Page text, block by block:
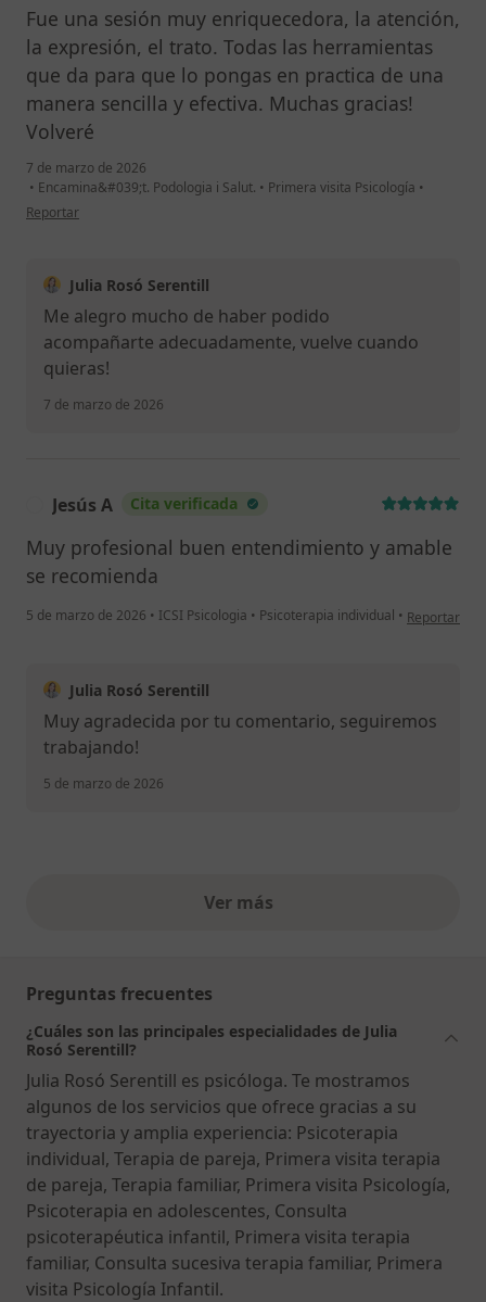
Fue una sesión muy enriquecedora, la atención,
la expresión, el trato. Todas las herramientas
que da para que lo pongas en practica de una
manera sencilla y efectiva. Muchas gracias!
Volveré
7 de marzo de 2026
• Encamina&#039;t. Podologia i Salut. • Primera visita Psicología •
en opinión del usuario P.B
Reportar
Julia Rosó Serentill
Me alegro mucho de haber podido
acompañarte adecuadamente, vuelve cuando
quieras!
7 de marzo de 2026
Jesús A Cita verificada
Muy profesional buen entendimiento y amable
se recomienda
5 de marzo de 2026 • ICSI Psicologia • Psicoterapia individual • en opinión
Reportar
Julia Rosó Serentill
Muy agradecida por tu comentario, seguiremos
trabajando!
5 de marzo de 2026
Ver másopiniones anteriores
Preguntas frecuentes
¿Cuáles son las principales especialidades de Julia
Rosó Serentill?
Julia Rosó Serentill es psicóloga. Te mostramos
algunos de los servicios que ofrece gracias a su
trayectoria y amplia experiencia: Psicoterapia
individual, Terapia de pareja, Primera visita terapia
de pareja, Terapia familiar, Primera visita Psicología,
Psicoterapia en adolescentes, Consulta
psicoterapéutica infantil, Primera visita terapia
familiar, Consulta sucesiva terapia familiar, Primera
visita Psicología Infantil.